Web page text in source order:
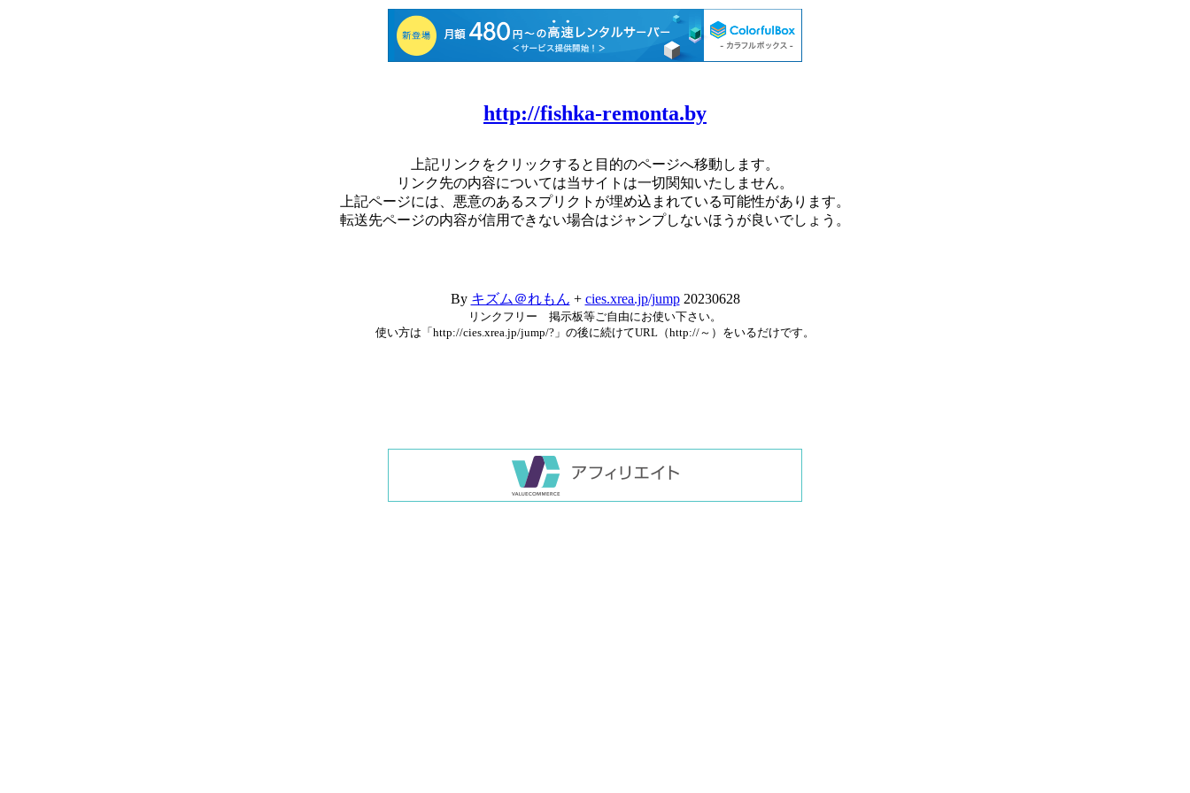
http://fishka-remonta.by
上記リンクをクリックすると目的のページへ移動します。
リンク先の内容については当サイトは一切関知いたしません。
上記ページには、悪意のあるスプリクトが埋め込まれている可能性があります。
転送先ページの内容が信用できない場合はジャンプしないほうが良いでしょう。
By キズム＠れもん + cies.xrea.jp/jump20230628
リンクフリー 掲示板等ご自由にお使い下さい。
使い方は「http://cies.xrea.jp/jump/?」の後に続けてURL（http://～）をいるだけです。